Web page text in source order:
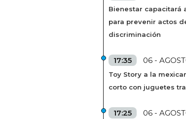
Bienestar capacitará
para prevenir actos
discriminación
17:35 06 -
Toy Story a la
corto con juguetes
17:25 06 -